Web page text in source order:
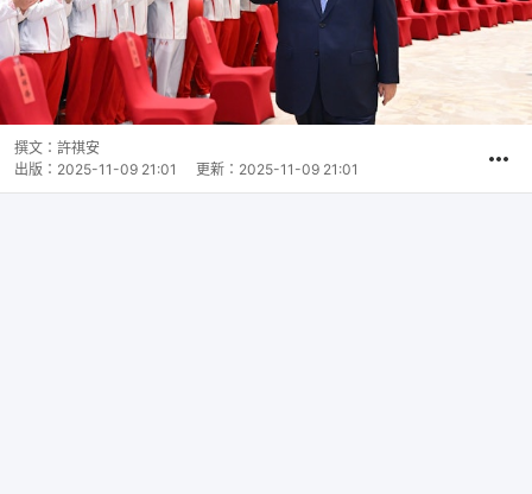
撰文： 許祺安
出版： 2025-11-09 21:01 更新： 2025-11-09 21:01